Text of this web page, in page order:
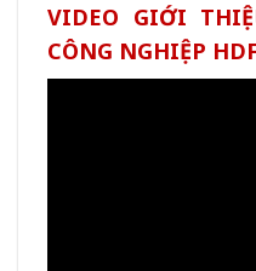
VIDEO GIỚI
CÔNG NGHIỆP